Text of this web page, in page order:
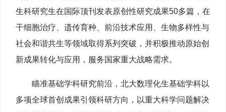
生科研究生在国际顶刊发表原创性研究成果50多篇，在
干细胞治疗、遗传育种、前沿技术应用、生物多样性与
社会和谐共生等领域取得系列突破，并积极推动原始创
新成果转化与应用，服务国家重大战略需求。
瞄准基础学科研究前沿，北大数理化生基础学科以
多项全球首创成果引领科研方向，以重大科学问题解决